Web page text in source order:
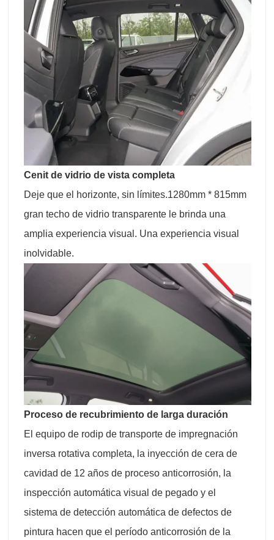
Cenit de vidrio de vista completa
Deje que el horizonte, sin límites.1280mm * 815mm
gran techo de vidrio transparente le brinda una
amplia experiencia visual. Una experiencia visual
inolvidable.
Proceso de recubrimiento de larga duración
El equipo de rodip de transporte de impregnación
inversa rotativa completa, la inyección de cera de
cavidad de 12 años de proceso anticorrosión, la
inspección automática visual de pegado y el
sistema de detección automática de defectos de
pintura hacen que el período anticorrosión de la